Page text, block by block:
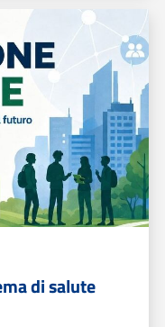
di salute